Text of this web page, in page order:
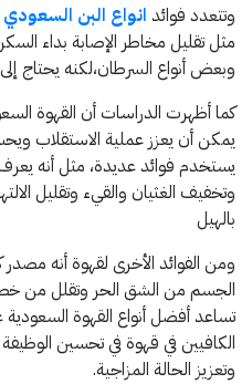
وتتعدد فوائد انواع البن السعودي
وبعض أنواع السرطان،لكنه يحتاج
كما أظهرت الدراسات أن القهوة
يمكن أن يعزز عملية الاستقلاب
يستخدم فوائد عديدة، مثل أنه
وتخفيف الغثيان والقيء وتقليل
بالهيل
ومن الفوائد الأخرى لقهوة أنه
الجسم من الشق الحر وتقلل من
تساعد أفضل أنواع القهوة
الكافيين في قهوة في تحسين الوظيفة
وتعزيز الحالة المزاجية.